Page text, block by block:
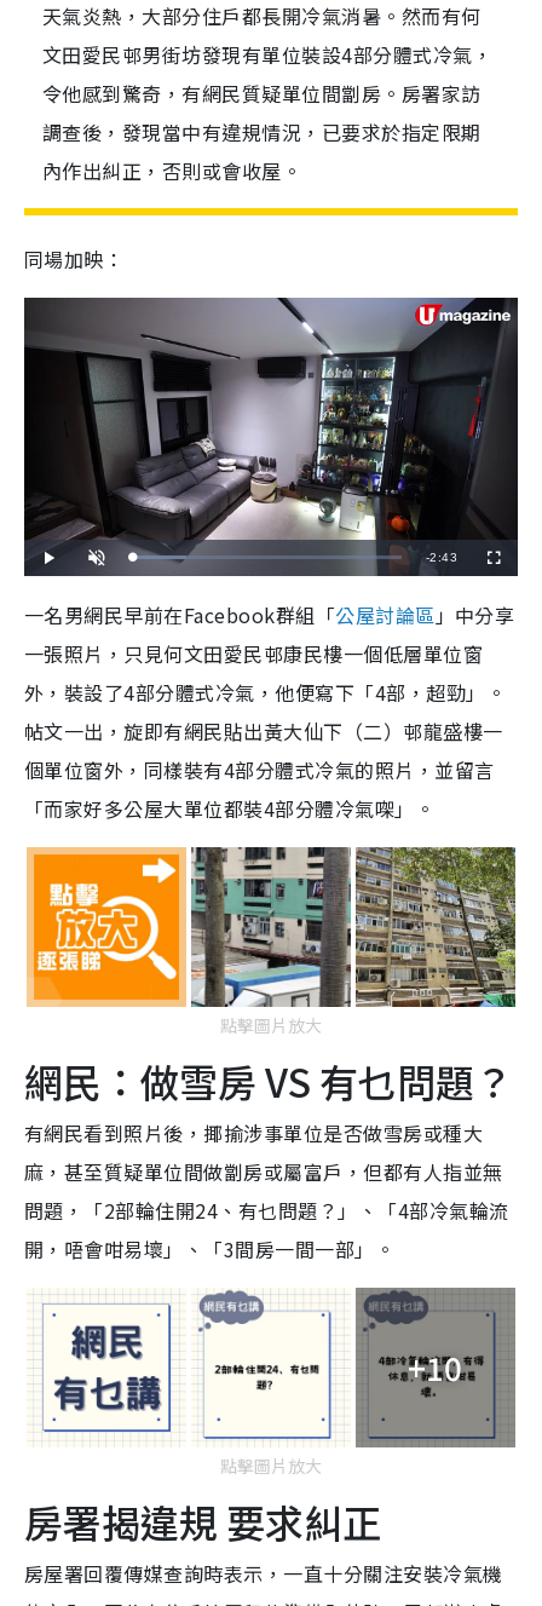
天氣炎熱，大部分住戶都長開冷氣消暑。然而有何
文田愛民邨男街坊發現有單位裝設4部分體式冷氣，
令他感到驚奇，有網民質疑單位間劏房。房署家訪
調查後，發現當中有違規情況，已要求於指定限期
內作出糾正，否則或會收屋。
同場加映：
P
l
n
t
e
L
o
e
d
1
9
8
8
R
a
i
n
i
n
g
T
i
m
e
-2:43
u
s
c
e
e
一名男網民早前在Facebook群組「公屋討論區」中分享
一張照片，只見何文田愛民邨康民樓一個低層單位窗
外，裝設了4部分體式冷氣，他便寫下「4部，超勁」。
帖文一出，旋即有網民貼出黃大仙下（二）邨龍盛樓一
個單位窗外，同樣裝有4部分體式冷氣的照片，並留言
「而家好多公屋大單位都裝4部分體冷氣㗎」。
點擊圖片放大
網民：做雪房 VS 有乜問題？
有網民看到照片後，揶揄涉事單位是否做雪房或種大
麻，甚至質疑單位間做劏房或屬富戶，但都有人指並無
問題，「2部輪住開24、有乜問題？」、「4部冷氣輪流
開，唔會咁易壞」、「3間房一間一部」。
+10
點擊圖片放大
房署揭違規 要求糾正
房屋署回覆傳媒查詢時表示，一直十分關注安裝冷氣機